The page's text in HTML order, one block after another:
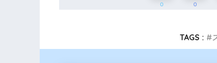
0 0
TAGS :